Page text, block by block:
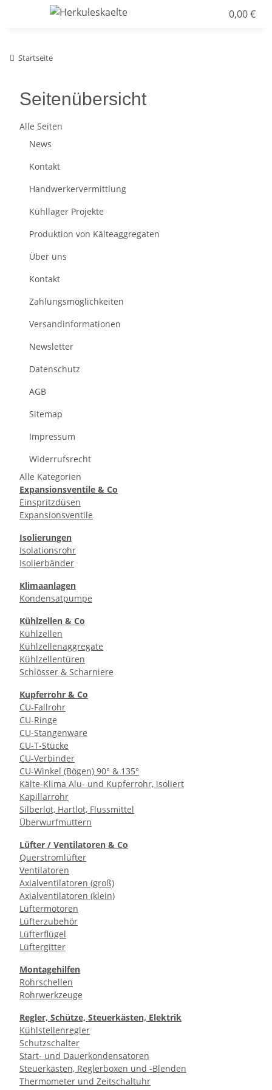
0,00 €
Startseite
Seitenübersicht
Alle Seiten
News
Kontakt
Handwerkervermittlung
Kühllager Projekte
Produktion von Kälteaggregaten
Über uns
Kontakt
Zahlungsmöglichkeiten
Versandinformationen
Newsletter
Datenschutz
AGB
Sitemap
Impressum
Widerrufsrecht
Alle Kategorien
Expansionsventile & Co
Einspritzdüsen
Expansionsventile
Isolierungen
Isolationsrohr
Isolierbänder
Klimaanlagen
Kondensatpumpe
Kühlzellen & Co
Kühlzellen
Kühlzellenaggregate
Kühlzellentüren
Schlösser & Scharniere
Kupferrohr & Co
CU-Fallrohr
CU-Ringe
CU-Stangenware
CU-T-Stücke
CU-Verbinder
CU-Winkel (Bögen) 90° & 135°
Kälte-Klima Alu- und Kupferrohr, isoliert
Kapillarrohr
Silberlot, Hartlot, Flussmittel
Überwurfmuttern
Lüfter / Ventilatoren & Co
Querstromlüfter
Ventilatoren
Axialventilatoren (groß)
Axialventilatoren (klein)
Lüftermotoren
Lüfterzubehör
Lüfterflügel
Lüftergitter
Montagehilfen
Rohrschellen
Rohrwerkzeuge
Regler, Schütze, Steuerkästen, Elektrik
Kühlstellenregler
Schutzschalter
Start- und Dauerkondensatoren
Steuerkästen, Reglerboxen und -Blenden
Thermometer und Zeitschaltuhr